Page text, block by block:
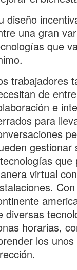
diseño
una gran
que
trabajadores
de
e
para
que
virtual
diversas
horarias,
los